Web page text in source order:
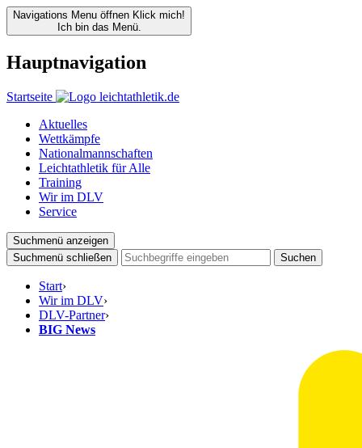
Navigations Menu öffnen Klick mich!
Ich bin das Menü.
Hauptnavigation
Startseite
Aktuelles
Wettkämpfe
Nationalmannschaften
Leichtathletik für Alle
Training
Wir im DLV
Service
Suchmenü anzeigen
Suchmenü schließen
Suchen
Start›
Wir im DLV›
DLV-Partner›
BIG News